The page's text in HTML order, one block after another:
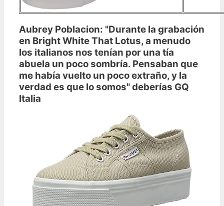
Aubrey Poblacion: "Durante la grabación
en Bright White That Lotus, a menudo
los italianos nos tenían por una tía
abuela un poco sombría. Pensaban que
me había vuelto un poco extraño, y la
verdad es que lo somos" deberías GQ
Italia